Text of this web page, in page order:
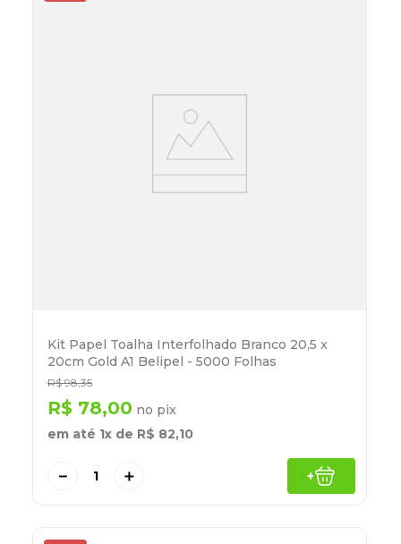
Kit Papel Toalha Interfolhado Branco 20,5 x
20cm Gold A1 Belipel - 5000 Folhas
R$ 98,35
R$ 78,00 no pix
em até 1x de R$ 82,10
＋
－ +